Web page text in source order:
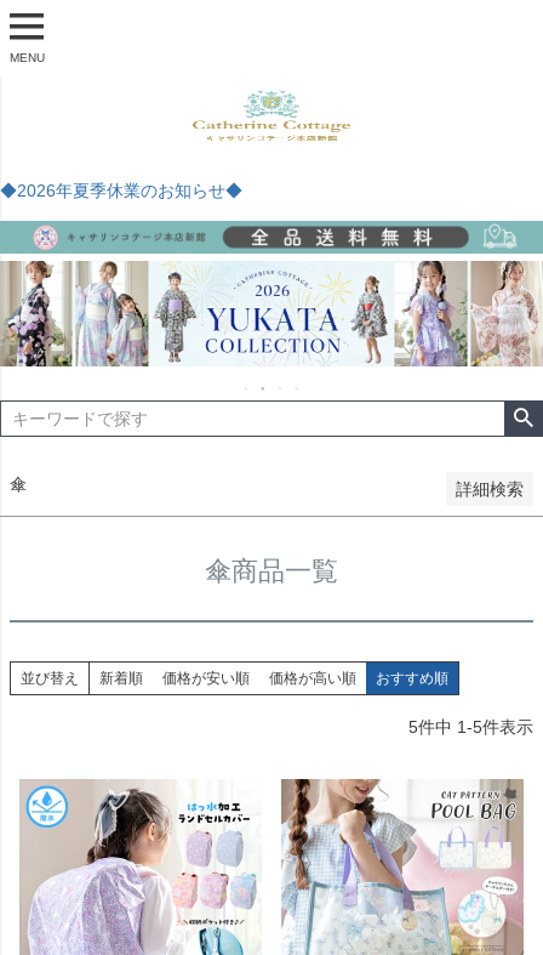
MENU
◆2026年夏季休業のお知らせ◆
傘 詳細検索
新着順
登録順
価格が安い順
価格が高い順
優先度順
レビュー順
検索
傘商品一覧
並び替え 新着順 価格が安い順 価格が高い順 おすすめ順
5件中 1-5件表示